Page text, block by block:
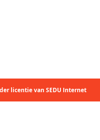
licentie van SEDU Internet